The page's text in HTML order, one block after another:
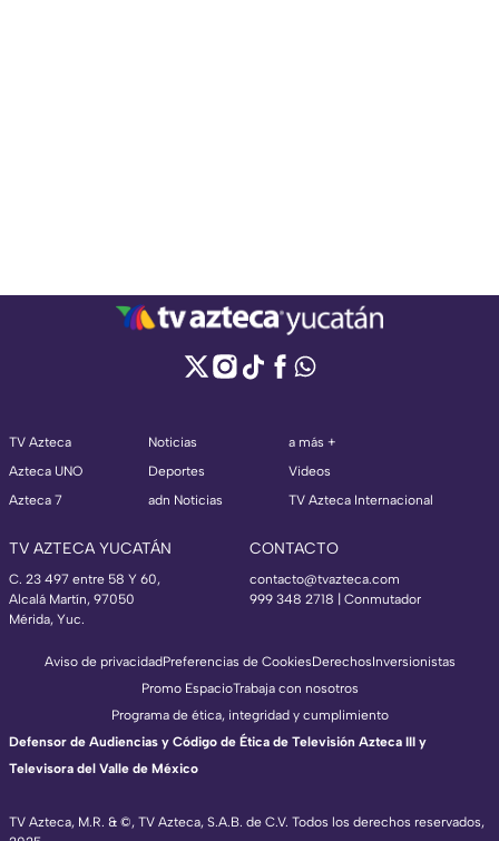
TV Azteca
Azteca UNO
Azteca 7
Noticias
Deportes
adn Noticias
a más +
Videos
TV Azteca Internacional
TV AZTECA YUCATÁN
C. 23 497 entre 58 Y 60,
Alcalá Martín, 97050
Mérida, Yuc.
CONTACTO
contacto@tvazteca.com
999 348 2718 | Conmutador
TV Azteca, M.R. & ©, TV Azteca, S.A.B. de C.V. Todos los derechos reservados,
Aviso de privacidadPreferencias de CookiesDerechosInversionistas
Promo EspacioTrabaja con nosotros
Programa de ética, integridad y cumplimiento
Defensor de Audiencias y Código de Ética de Televisión Azteca III y
Televisora del Valle de México